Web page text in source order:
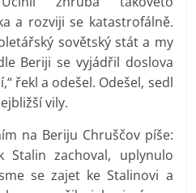
a rozviji se katastrofálně.
sovětský stát a my
Beriji se vyjádřil doslova
řekl a odešel. Odešel, sedl
vily.
na Beriju Chruščov píše:
Stalin zachoval, uplynulo
se zajet ke Stalinovi a